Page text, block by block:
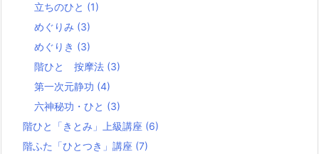
立ちのひと (1)
めぐりみ (3)
めぐりき (3)
階ひと 按摩法 (3)
第一次元静功 (4)
六神秘功・ひと (3)
階ひと「きとみ」上級講座 (6)
階ふた「ひとつき」講座 (7)